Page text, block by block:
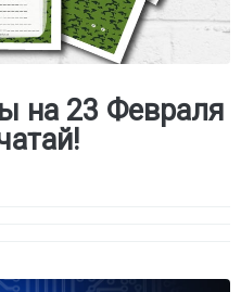
на 23 Февраля